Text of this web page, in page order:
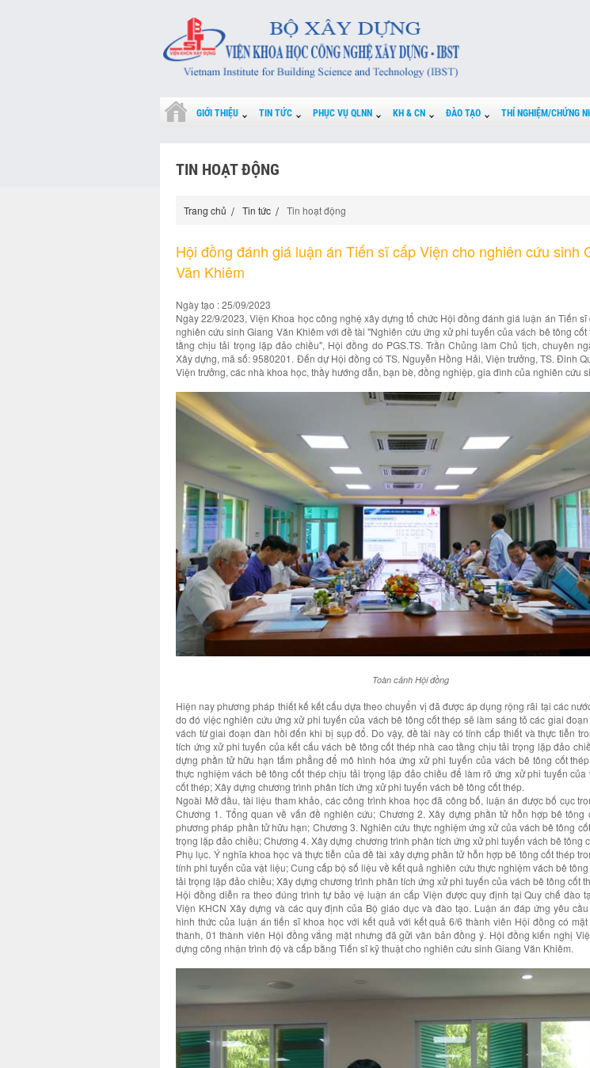
GIỚI THIỆU TIN TỨC PHỤC VỤ QLNN KH & CN ĐÀO TẠO THÍ NGHIỆM/CHỨNG
TIN HOẠT ĐỘNG
Trang chủ Tin tức Tin hoạt động
Hội đồng đánh giá luận án Tiến sĩ cấp Viện cho nghiên cứu sinh
Văn Khiêm
Ngày tạo : 25/09/2023
Ngày 22/9/2023, Viện Khoa học công nghệ xây dựng tổ chức Hội đồng đánh giá luận án Tiến sĩ
nghiên cứu sinh Giang Văn Khiêm với đề tài "Nghiên cứu ứng xử phi tuyến của vách bê tông cốt
tầng chịu tải trọng lặp đảo chiều", Hội đồng do PGS.TS. Trần Chủng làm Chủ tịch, chuyên
Xây dựng, mã số: 9580201. Đến dự Hội đồng có TS. Nguyễn Hồng Hải, Viện trưởng, TS. Đinh
Viện trưởng, các nhà khoa học, thầy hướng dẫn, bạn bè, đồng nghiệp, gia đình của nghiên cứu
Toàn cảnh Hội đồng
Hiện nay phương pháp thiết kế kết cấu dựa theo chuyển vị đã được áp dụng rộng rãi tại các
do đó việc nghiên cứu ứng xử phi tuyến của vách bê tông cốt thép sẽ làm sáng tỏ các giai
vách từ giai đoạn đàn hồi đến khi bị sụp đổ. Do vậy, đề tài này có tính cấp thiết và thực tiễn
tích ứng xử phi tuyến của kết cấu vách bê tông cốt thép nhà cao tầng chịu tải trọng lặp đảo
dựng phần tử hữu hạn tấm phẳng để mô hình hóa ứng xử phi tuyến của vách bê tông cốt
thực nghiệm vách bê tông cốt thép chịu tải trọng lặp đảo chiều để làm rõ ứng xử phi tuyến của
cốt thép; Xây dựng chương trình phân tích ứng xử phi tuyến vách bê tông cốt thép.
Ngoài Mở đầu, tài liệu tham khảo, các công trình khoa học đã công bố, luận án được bố cục
Chương 1. Tổng quan về vấn đề nghiên cứu; Chương 2. Xây dựng phần tử hỗn hợp bê tông
phương pháp phần tử hữu hạn; Chương 3. Nghiên cứu thực nghiệm ứng xử của vách bê tông
trọng lặp đảo chiều; Chương 4. Xây dựng chương trình phân tích ứng xử phi tuyến vách bê tông
Phụ lục. Ý nghĩa khoa học và thực tiễn của đề tài xây dựng phần tử hỗn hợp bê tông cốt thép
tính phi tuyến của vật liệu; Cung cấp bộ số liệu về kết quả nghiên cứu thực nghiệm vách bê
tải trọng lặp đảo chiều; Xây dựng chương trình phân tích ứng xử phi tuyến của vách bê tông cốt
Hội đồng diễn ra theo đúng trình tự bảo vệ luận án cấp Viện được quy định tại Quy chế đào
Viện KHCN Xây dựng và các quy định của Bộ giáo dục và đào tạo. Luận án đáp ứng yêu
hình thức của luận án tiến sĩ khoa học với kết quả với kết quả 6/6 thành viên Hội đồng có
thành, 01 thành viên Hội đồng vắng mặt nhưng đã gửi văn bản đồng ý. Hội đồng kiến nghị
dựng công nhận trình độ và cấp bằng Tiến sĩ kỹ thuật cho nghiên cứu sinh Giang Văn Khiêm.